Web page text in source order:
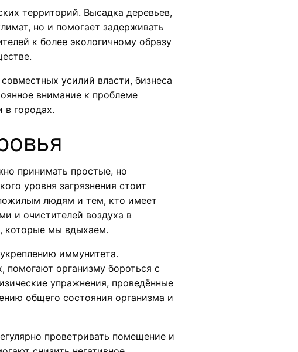
территорий. Высадка деревьев,
но и помогает задерживать
к более экологичному образу
усилий власти, бизнеса
внимание к проблеме
в городах.
принимать простые, но
уровня загрязнения стоит
людям и тем, кто имеет
и очистителей воздуха в
которые мы вдыхаем.
иммунитета.
организму бороться с
упражнения, проведённые
общего состояния организма и
проветривать помещение и